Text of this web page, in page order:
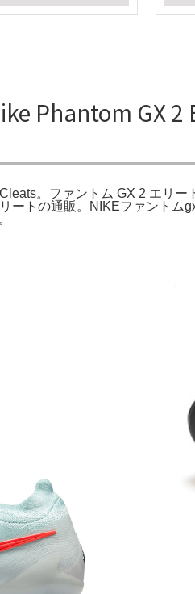
Phantom GX
。ファントム GX 2 エリ
ートの通販。NIKEファント